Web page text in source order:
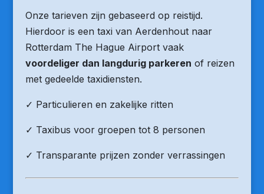
Onze tarieven zijn gebaseerd op reistijd.
Hierdoor is een taxi van Aerdenhout naar
Rotterdam The Hague Airport vaak
voordeliger dan langdurig parkeren of reizen
met gedeelde taxidiensten.
✓ Particulieren en zakelijke ritten
✓ Taxibus voor groepen tot 8 personen
✓ Transparante prijzen zonder verrassingen